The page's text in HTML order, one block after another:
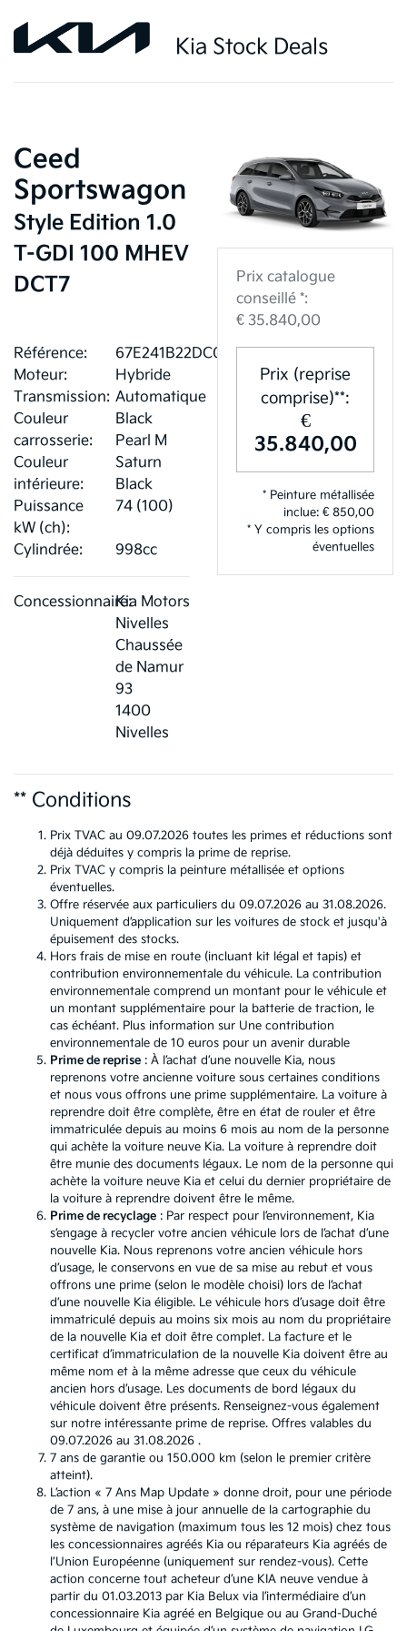
Kia Stock Deals
Ceed
Sportswagon
Style Edition 1.0
T-GDI 100 MHEV
DCT7
Référence:
67E241B22DC0C
Moteur:
Hybride
Transmission: Automatique
Couleur
carrosserie:
Black
Pearl M
Couleur
intérieure:
Saturn
Black
Puissance
kW (ch):
74 (100)
Cylindrée: 998cc
Concessionnaire:Kia Motors
Nivelles
Chaussée
de Namur
93
1400
Nivelles
Prix catalogue
conseillé *:
€ 35.840,00
Prix (reprise
comprise)**:
€
35.840,00
* Peinture métallisée
inclue: € 850,00
* Y compris les options
éventuelles
** Conditions
Prix TVAC au 09.07.2026 toutes les primes et réductions sont
déjà déduites y compris la prime de reprise.
Prix TVAC y compris la peinture métallisée et options
éventuelles.
Offre réservée aux particuliers du 09.07.2026 au 31.08.2026.
Uniquement d’application sur les voitures de stock et jusqu'à
épuisement des stocks.
Hors frais de mise en route (incluant kit légal et tapis) et
contribution environnementale du véhicule. La contribution
environnementale comprend un montant pour le véhicule et
un montant supplémentaire pour la batterie de traction, le
cas échéant. Plus information sur Une contribution
environnementale de 10 euros pour un avenir durable
Prime de reprise : À l’achat d’une nouvelle Kia, nous
reprenons votre ancienne voiture sous certaines conditions
et nous vous offrons une prime supplémentaire. La voiture à
reprendre doit être complète, être en état de rouler et être
immatriculée depuis au moins 6 mois au nom de la personne
qui achète la voiture neuve Kia. La voiture à reprendre doit
être munie des documents légaux. Le nom de la personne qui
achète la voiture neuve Kia et celui du dernier propriétaire de
la voiture à reprendre doivent être le même.
Prime de recyclage : Par respect pour l’environnement, Kia
s’engage à recycler votre ancien véhicule lors de l’achat d’une
nouvelle Kia. Nous reprenons votre ancien véhicule hors
d’usage, le conservons en vue de sa mise au rebut et vous
offrons une prime (selon le modèle choisi) lors de l’achat
d’une nouvelle Kia éligible. Le véhicule hors d’usage doit être
immatriculé depuis au moins six mois au nom du propriétaire
de la nouvelle Kia et doit être complet. La facture et le
certificat d’immatriculation de la nouvelle Kia doivent être au
même nom et à la même adresse que ceux du véhicule
ancien hors d’usage. Les documents de bord légaux du
véhicule doivent être présents. Renseignez-vous également
sur notre intéressante prime de reprise. Offres valables du
09.07.2026 au 31.08.2026 .
7 ans de garantie ou 150.000 km (selon le premier critère
atteint).
L’action « 7 Ans Map Update » donne droit, pour une période
de 7 ans, à une mise à jour annuelle de la cartographie du
système de navigation (maximum tous les 12 mois) chez tous
les concessionnaires agréés Kia ou réparateurs Kia agréés de
l’Union Européenne (uniquement sur rendez-vous). Cette
action concerne tout acheteur d’une KIA neuve vendue à
partir du 01.03.2013 par Kia Belux via l’intermédiaire d’un
concessionnaire Kia agréé en Belgique ou au Grand-Duché